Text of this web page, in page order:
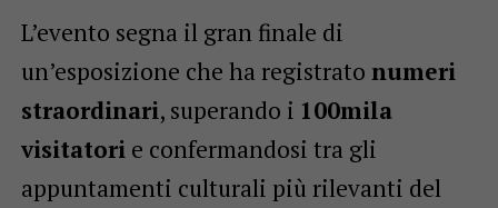
L’evento segna il gran finale di
un’esposizione che ha registrato numeri
straordinari, superando i 100mila
visitatorie confermandosi tra gli
appuntamenti culturali più rilevanti del